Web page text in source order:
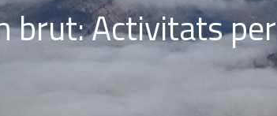
brut: Activitats per